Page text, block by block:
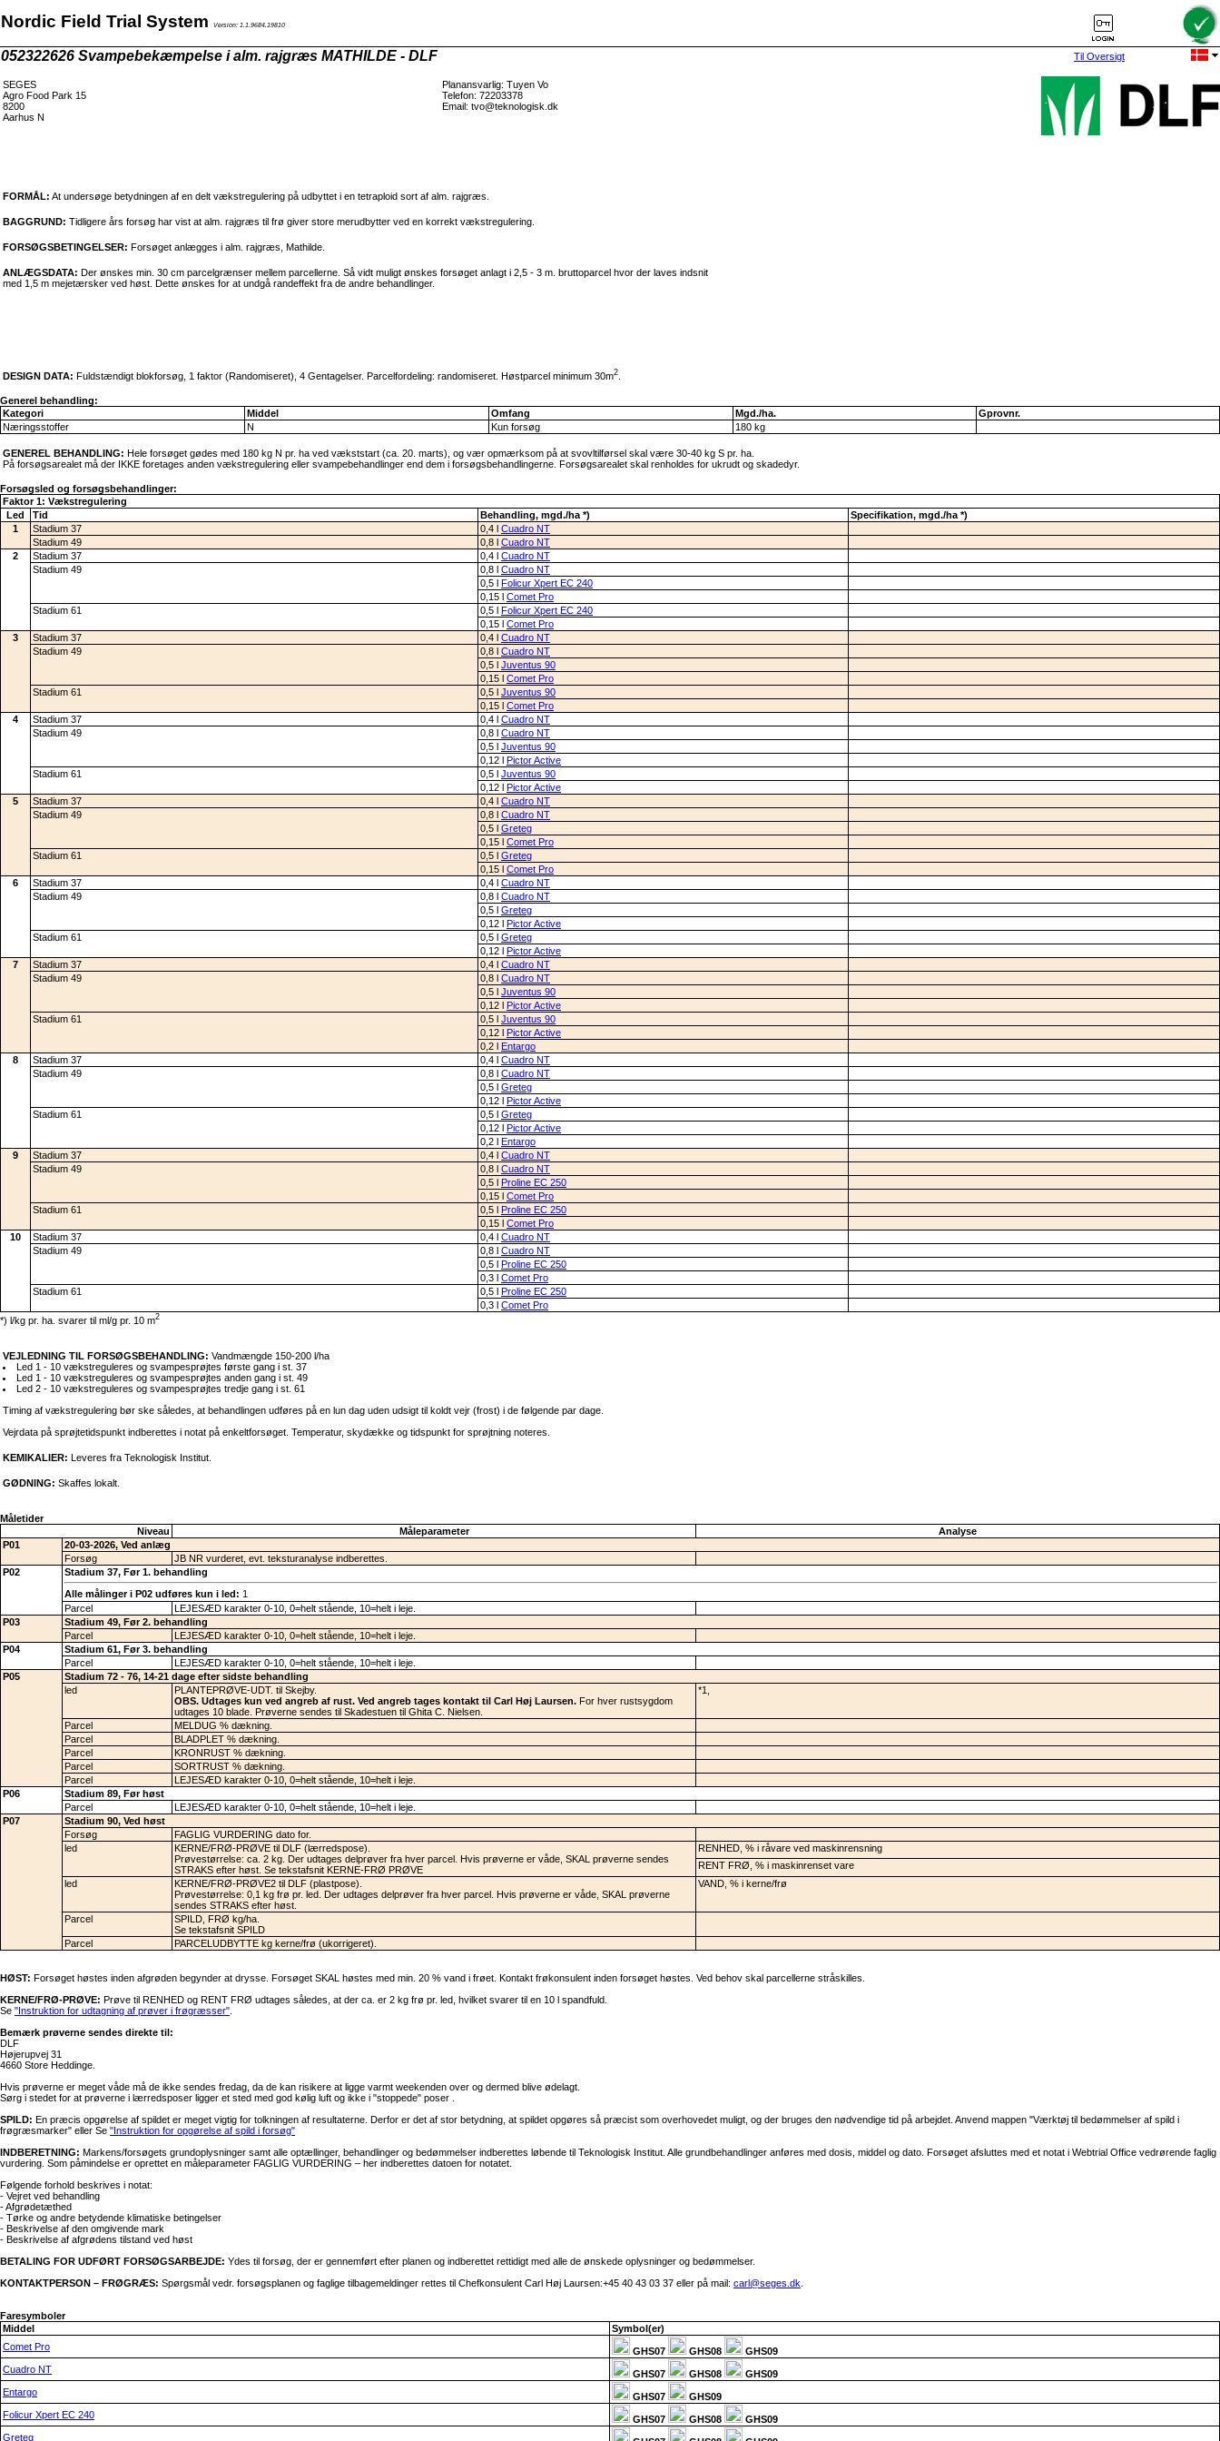
Nordic Field Trial System Version: 1.1.9684.19810
052322626 Svampebekæmpelse i alm. rajgræs MATHILDE - DLF Til Oversigt
SEGES
Agro Food Park 15
8200
Aarhus N
Planansvarlig: Tuyen Vo
Telefon: 72203378
Email: tvo@teknologisk.dk
FORMÅL: At undersøge betydningen af en delt vækstregulering på udbyttet i en tetraploid sort af alm. rajgræs.
BAGGRUND: Tidligere års forsøg har vist at alm. rajgræs til frø giver store merudbytter ved en korrekt vækstregulering.
FORSØGSBETINGELSER: Forsøget anlægges i alm. rajgræs, Mathilde.
ANLÆGSDATA: Der ønskes min. 30 cm parcelgrænser mellem parcellerne. Så vidt muligt ønskes forsøget anlagt i 2,5 - 3 m. bruttoparcel hvor der laves indsnit
med 1,5 m mejetærsker ved høst. Dette ønskes for at undgå randeffekt fra de andre behandlinger.
DESIGN DATA: Fuldstændigt blokforsøg, 1 faktor (Randomiseret), 4 Gentagelser. Parcelfordeling: randomiseret. Høstparcel minimum 30m2
Generel behandling:
Kategori
Middel Omfang Mgd./ha.
Gprovnr.
Næringsstoffer
N Kun forsøg 180 kg
GENEREL BEHANDLING: Hele forsøget gødes med 180 kg N pr. ha ved vækststart (ca. 20. marts), og vær opmærksom på at svovltilførsel skal være 30-40 kg S pr. ha.
På forsøgsarealet må der IKKE foretages anden vækstregulering eller svampebehandlinger end dem i forsøgsbehandlingerne. Forsøgsarealet skal renholdes for ukrudt og skadedyr.
Forsøgsled og forsøgsbehandlinger:
Faktor 1: Vækstregulering
Led
Tid Behandling, mgd./ha *)
Specifikation, mgd./ha *)
1
Stadium 37 0,4 l Cuadro NT
Stadium 49
0,8 l Cuadro NT
2
Stadium 37 0,4 l Cuadro NT
Stadium 49
0,8 l Cuadro NT
0,5 l Folicur Xpert EC 240
0,15 l Comet Pro
Stadium 61
0,5 l Folicur Xpert EC 240
0,15 l Comet Pro
3
Stadium 37 0,4 l Cuadro NT
Stadium 49
0,8 l Cuadro NT
0,5 l Juventus 90
0,15 l Comet Pro
Stadium 61
0,5 l Juventus 90
0,15 l Comet Pro
4
Stadium 37 0,4 l Cuadro NT
Stadium 49
0,8 l Cuadro NT
0,5 l Juventus 90
0,12 l Pictor Active
Stadium 61
0,5 l Juventus 90
0,12 l Pictor Active
5
Stadium 37 0,4 l Cuadro NT
Stadium 49
0,8 l Cuadro NT
0,5 l Greteg
0,15 l Comet Pro
Stadium 61
0,5 l Greteg
0,15 l Comet Pro
6
Stadium 37 0,4 l Cuadro NT
Stadium 49
0,8 l Cuadro NT
0,5 l Greteg
0,12 l Pictor Active
Stadium 61
0,5 l Greteg
0,12 l Pictor Active
7
Stadium 37 0,4 l Cuadro NT
Stadium 49
0,8 l Cuadro NT
0,5 l Juventus 90
0,12 l Pictor Active
Stadium 61
0,5 l Juventus 90
0,12 l Pictor Active
0,2 l Entargo
8
Stadium 37 0,4 l Cuadro NT
Stadium 49
0,8 l Cuadro NT
0,5 l Greteg
0,12 l Pictor Active
Stadium 61
0,5 l Greteg
0,12 l Pictor Active
0,2 l Entargo
9
Stadium 37 0,4 l Cuadro NT
Stadium 49
0,8 l Cuadro NT
0,5 l Proline EC 250
0,15 l Comet Pro
Stadium 61
0,5 l Proline EC 250
0,15 l Comet Pro
10
Stadium 37 0,4 l Cuadro NT
Stadium 49
0,8 l Cuadro NT
0,5 l Proline EC 250
0,3 l Comet Pro
Stadium 61
0,5 l Proline EC 250
0,3 l Comet Pro
*) l/kg pr. ha. svarer til ml/g pr. 10 m2
VEJLEDNING TIL FORSØGSBEHANDLING: Vandmængde 150-200 l/ha
Led 1 - 10 vækstreguleres og svampesprøjtes første gang i st. 37
Led 1 - 10 vækstreguleres og svampesprøjtes anden gang i st. 49
Led 2 - 10 vækstreguleres og svampesprøjtes tredje gang i st. 61
Timing af vækstregulering bør ske således, at behandlingen udføres på en lun dag uden udsigt til koldt vejr (frost) i de følgende par dage.
Vejrdata på sprøjtetidspunkt indberettes i notat på enkeltforsøget. Temperatur, skydække og tidspunkt for sprøjtning noteres.
KEMIKALIER: Leveres fra Teknologisk Institut.
GØDNING: Skaffes lokalt.
Måletider
Niveau
Måleparameter
Analyse
P01
20-03-2026, Ved anlæg
Forsøg
JB NR vurderet, evt. teksturanalyse indberettes.
P02
Stadium 37, Før 1. behandling
Alle målinger i P02 udføres kun i led: 1
Parcel
LEJESÆD karakter 0-10, 0=helt stående, 10=helt i leje.
P03
Stadium 49, Før 2. behandling
Parcel
LEJESÆD karakter 0-10, 0=helt stående, 10=helt i leje.
P04
Stadium 61, Før 3. behandling
Parcel
LEJESÆD karakter 0-10, 0=helt stående, 10=helt i leje.
P05
Stadium 72 - 76, 14-21 dage efter sidste behandling
led
PLANTEPRØVE-UDT. til Skejby.
OBS. Udtages kun ved angreb af rust. Ved angreb tages kontakt til Carl Høj Laursen. For hver rustsygdom
udtages 10 blade. Prøverne sendes til Skadestuen til Ghita C. Nielsen.
*1,
Parcel
MELDUG % dækning.
Parcel
BLADPLET % dækning.
Parcel
KRONRUST % dækning.
Parcel
SORTRUST % dækning.
Parcel
LEJESÆD karakter 0-10, 0=helt stående, 10=helt i leje.
P06
Stadium 89, Før høst
Parcel
LEJESÆD karakter 0-10, 0=helt stående, 10=helt i leje.
P07
Stadium 90, Ved høst
Forsøg
FAGLIG VURDERING dato for.
led
KERNE/FRØ-PRØVE til DLF (lærredspose).
Prøvestørrelse: ca. 2 kg. Der udtages delprøver fra hver parcel. Hvis prøverne er våde, SKAL prøverne sendes
STRAKS efter høst. Se tekstafsnit KERNE-FRØ PRØVE
RENHED, % i råvare ved maskinrensning
RENT FRØ, % i maskinrenset vare
led
KERNE/FRØ-PRØVE2 til DLF (plastpose).
Prøvestørrelse: 0,1 kg frø pr. led. Der udtages delprøver fra hver parcel. Hvis prøverne er våde, SKAL prøverne
sendes STRAKS efter høst.
VAND, % i kerne/frø
Parcel
SPILD, FRØ kg/ha.
Se tekstafsnit SPILD
Parcel
PARCELUDBYTTE kg kerne/frø (ukorrigeret).
HØST: Forsøget høstes inden afgrøden begynder at drysse. Forsøget SKAL høstes med min. 20 % vand i frøet. Kontakt frøkonsulent inden forsøget høstes. Ved behov skal parcellerne stråskilles.
KERNE/FRØ-PRØVE: Prøve til RENHED og RENT FRØ udtages således, at der ca. er 2 kg frø pr. led, hvilket svarer til en 10 l spandfuld.
Se "Instruktion for udtagning af prøver i frøgræsser"
Bemærk prøverne sendes direkte til:
DLF
Højerupvej 31
4660 Store Heddinge.
Hvis prøverne er meget våde må de ikke sendes fredag, da de kan risikere at ligge varmt weekenden over og dermed blive ødelagt.
Sørg i stedet for at prøverne i lærredsposer ligger et sted med god kølig luft og ikke i "stoppede" poser .
SPILD: En præcis opgørelse af spildet er meget vigtig for tolkningen af resultaterne. Derfor er det af stor betydning, at spildet opgøres så præcist som overhovedet muligt, og der bruges den nødvendige tid på arbejdet. Anvend mappen "Værktøj til bedømmelser af spild i
frøgræsmarker" eller Se "Instruktion for opgørelse af spild i forsøg"
INDBERETNING: Markens/forsøgets grundoplysninger samt alle optællinger, behandlinger og bedømmelser indberettes løbende til Teknologisk Institut. Alle grundbehandlinger anføres med dosis, middel og dato. Forsøget afsluttes med et notat i Webtrial Office vedrørende faglig
vurdering. Som påmindelse er oprettet en måleparameter FAGLIG VURDERING – her indberettes datoen for notatet.
Følgende forhold beskrives i notat:
- Vejret ved behandling
- Afgrødetæthed
- Tørke og andre betydende klimatiske betingelser
- Beskrivelse af den omgivende mark
- Beskrivelse af afgrødens tilstand ved høst
BETALING FOR UDFØRT FORSØGSARBEJDE: Ydes til forsøg, der er gennemført efter planen og indberettet rettidigt med alle de ønskede oplysninger og bedømmelser.
KONTAKTPERSON – FRØGRÆS: Spørgsmål vedr. forsøgsplanen og faglige tilbagemeldinger rettes til Chefkonsulent Carl Høj Laursen:+45 40 43 03 37 eller på mail: carl@seges.dk
Faresymboler
Middel
Symbol(er)
Comet Pro
GHS07 GHS08
GHS09
Cuadro NT
GHS07 GHS08
GHS09
Entargo
GHS07
GHS09
Folicur Xpert EC 240
GHS07 GHS08
GHS09
Greteg